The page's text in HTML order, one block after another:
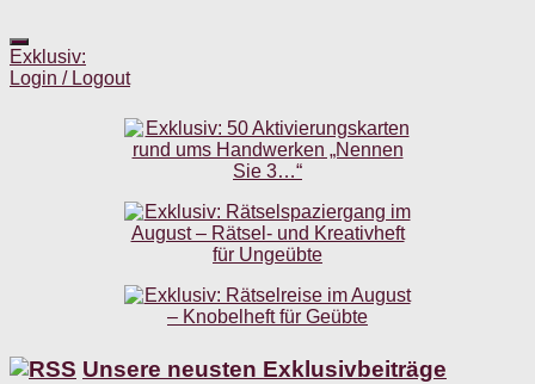
Exklusiv:
Login / Logout
Unsere neusten Exklusivbeiträge